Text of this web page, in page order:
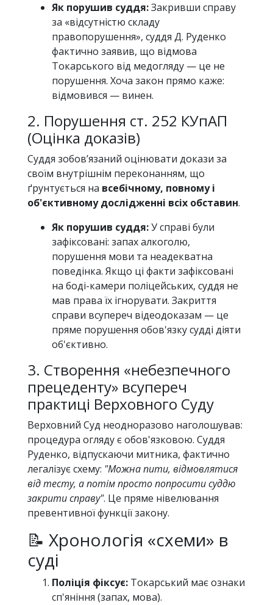
Як порушив суддя:Закривши справу
за «відсутністю складу
правопорушення», суддя Д. Руденко
фактично заявив, що відмова
Токарського від медогляду — це не
порушення. Хоча закон прямо каже:
відмовився — винен.
2. Порушення ст. 252 КУпАП
(Оцінка доказів)
Суддя зобов’язаний оцінювати докази за
своїм внутрішнім переконанням, що
ґрунтується на всебічному, повному і
об'єктивному дослідженні всіх обставин.
Як порушив суддя:У справі були
зафіксовані: запах алкоголю,
порушення мови та неадекватна
поведінка. Якщо ці факти зафіксовані
на боді-камери поліцейських, суддя не
мав права їх ігнорувати. Закриття
справи всупереч відеодоказам — це
пряме порушення обов'язку судді діяти
об'єктивно.
3. Створення «небезпечного
прецеденту» всупереч
практиці Верховного Суду
Верховний Суд неодноразово наголошував:
процедура огляду є обов'язковою. Суддя
Руденко, відпускаючи митника, фактично
легалізує схему: "Можна пити, відмовлятися
від тесту, а потім просто попросити суддю
закрити справу". Це пряме нівелювання
превентивної функції закону.
📝 Хронологія «схеми» в
суді
Поліція фіксує: Токарський має ознаки
сп'яніння (запах, мова).